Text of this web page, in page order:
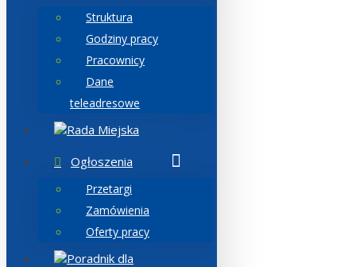
Struktura
Godziny pracy
Pracownicy
Dane
teleadresowe
Rada Miejska
Ogłoszenia
Przetargi
Zamówienia
Oferty pracy
Poradnik dla